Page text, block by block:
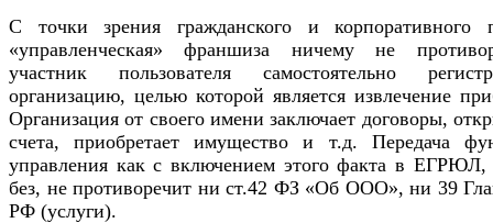
С точки зрения гражданского и корпоративного
«управленческая» франшиза ничему не
участник пользователя самостоятельно
организацию, целью которой является извлечение
Организация от своего имени заключает договоры,
счета, приобретает имущество и т.д. Передача
управления как с включением этого факта в ЕГРЮЛ,
без, не противоречит ни ст.42 ФЗ «Об ООО», ни 39
РФ (услуги).